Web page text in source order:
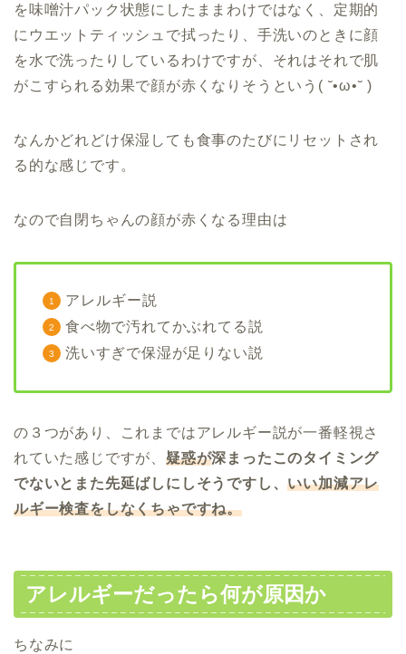
を味噌汁パック状態にしたままわけではなく、定期的
にウエットティッシュで拭ったり、手洗いのときに顔
を水で洗ったりしているわけですが、それはそれで肌
がこすられる効果で顔が赤くなりそうという( ˘•ω•˘ )
なんかどれどけ保湿しても食事のたびにリセットされ
る的な感じです。
なので自閉ちゃんの顔が赤くなる理由は
アレルギー説
食べ物で汚れてかぶれてる説
洗いすぎで保湿が足りない説
の３つがあり、これまではアレルギー説が一番軽視さ
れていた感じですが、 疑惑が深まったこのタイミング
でないとまた先延ばしにしそうですし、いい加減アレ
ルギー検査をしなくちゃですね。
アレルギーだったら何が原因か
ちなみに